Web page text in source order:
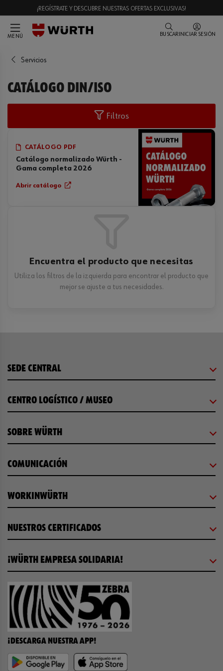
¡REGÍSTRATE Y DESCUBRE NUESTRAS OFERTAS EXCLUSIVAS!
MENÚ BUSCAR INICIAR SESIÓN
Servicios
CATÁLOGO DIN/ISO
Filtros
CATÁLOGO PDF
Catálogo normalizado Würth -
Gama completa 2026
Abrir catálogo
Encuentra el producto que necesitas
Utiliza los filtros de la izquierda para encontrar el producto que
mejor se ajuste a tus necesidades.
SEDE CENTRAL
CENTRO LOGÍSTICO / MUSEO
SOBRE WÜRTH
COMUNICACIÓN
WORKINWÜRTH
NUESTROS CERTIFICADOS
¡WÜRTH EMPRESA SOLIDARIA!
¡DESCARGA NUESTRA APP!